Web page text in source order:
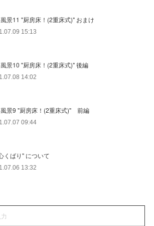
景11 "厨房床！(2重床式)" おまけ
15:13
景10 "厨房床！(2重床式)" 後編
14:02
景9 "厨房床！(2重床式)" 前編
09:44
ばり" について
13:32